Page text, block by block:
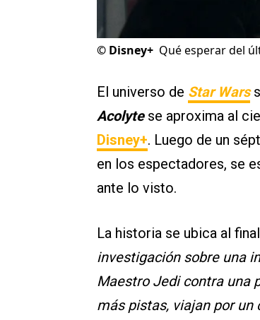
© Disney+ Qué esperar del
El universo de Star Wars
Acolytese aproxima al
Disney+. Luego de un
en los espectadores, se
ante lo visto.
La historia se ubica al
investigación sobre una
Maestro Jedi contra una
más pistas, viajan por